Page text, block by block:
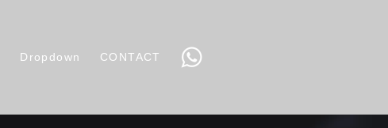
Dropdown CONTACT